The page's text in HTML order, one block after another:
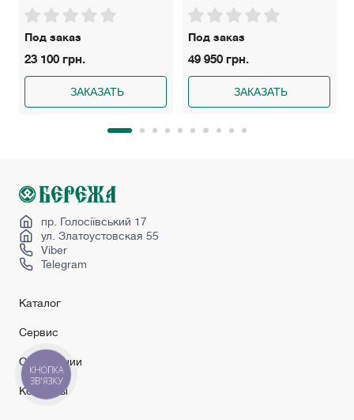
Под заказ
23 100 грн.
ЗАКАЗАТЬ
Под заказ
49 950 грн.
ЗАКАЗАТЬ
пр. Голосіївський 17
ул. Златоустовская 55
Viber
Telegram
Каталог
Сервис
О компании
Контакты
КНОПКА
ЗВ'ЯЗКУ